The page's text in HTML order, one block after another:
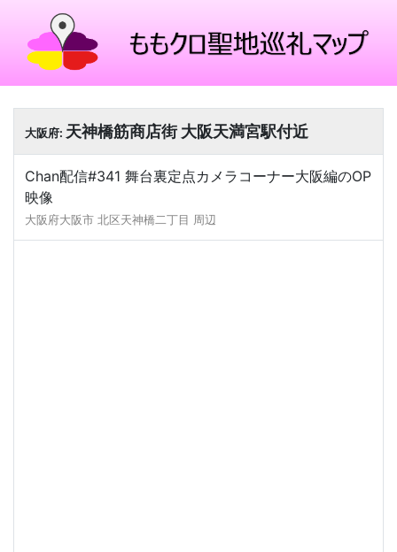
大阪府: 天神橋筋商店街 大阪天満宮駅付近
Chan配信#341 舞台裏定点カメラコーナー大阪編のOP
映像
大阪府大阪市 北区天神橋二丁目 周辺